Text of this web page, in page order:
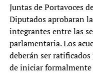
Juntas de Portavoces
Diputados aprobaran
integrantes entre las
parlamentaria. Los
deberán ser
de iniciar